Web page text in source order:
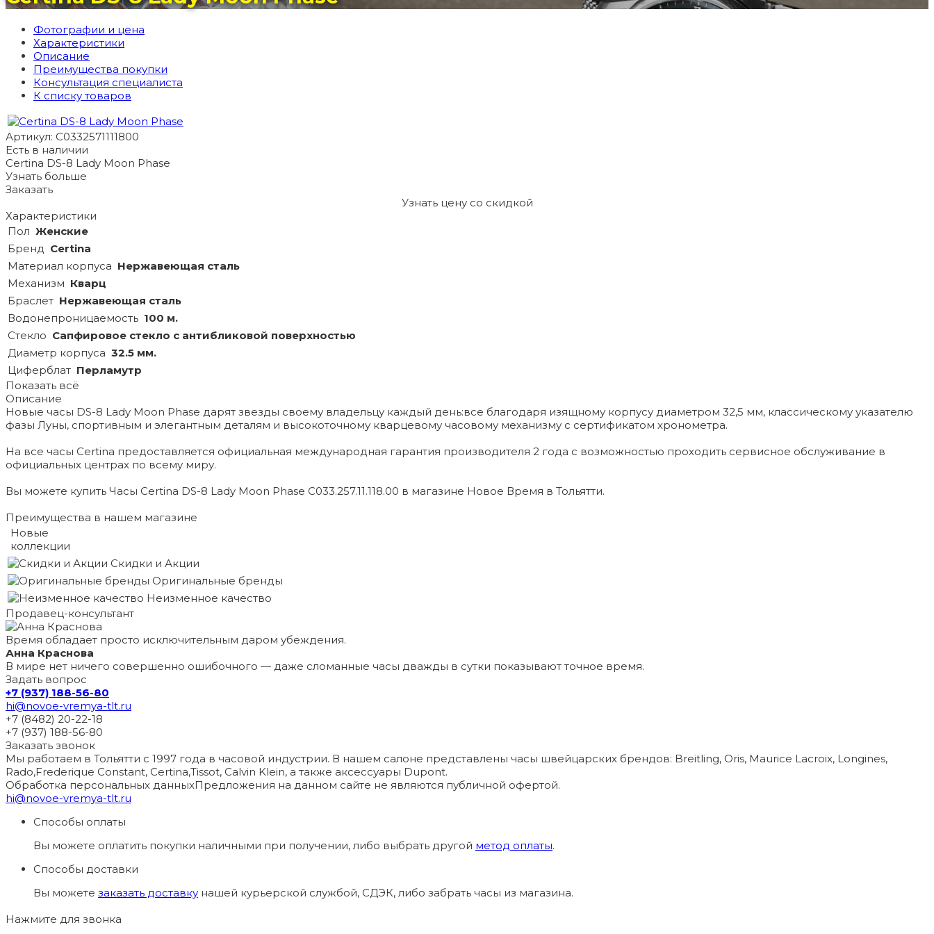
Фотографии и цена
Характеристики
Описание
Преимущества покупки
Консультация специалиста
К списку товаров
Артикул: C0332571111800
Есть в наличии
Certina DS-8 Lady Moon Phase
Узнать больше
Заказать
Узнать цену со скидкой
Характеристики
Пол Женские
Бренд Certina
Материал корпуса Нержавеющая сталь
Механизм Кварц
Браслет Нержавеющая сталь
Водонепроницаемость 100 м.
Стекло Сапфировое стекло с антибликовой поверхностью
Диаметр корпуса 32.5 мм.
Циферблат Перламутр
Показать всё
Описание
Новые часы DS-8 Lady Moon Phase дарят звезды своему владельцу каждый день:все благодаря изящному корпусу диаметром 32,5 мм, классическому указателю
фазы Луны, спортивным и элегантным деталям и высокоточному кварцевому часовому механизму с сертификатом хронометра.
На все часы Certina предоставляется официальная международная гарантия производителя 2 года с возможностью проходить сервисное обслуживание в
официальных центрах по всему миру.
Вы можете купить Часы Certina DS-8 Lady Moon Phase C033.257.11.118.00 в магазине Новое Время в Тольятти.
Преимущества в нашем магазине
Новые
коллекции
Скидки и Акции
Оригинальные бренды
Неизменное качество
Продавец-консультант
Время обладает просто исключительным даром убеждения.
Анна Краснова
В мире нет ничего совершенно ошибочного — даже сломанные часы дважды в сутки показывают точное время.
Задать вопрос
+7 (937) 188-56-80
hi@novoe-vremya-tlt.ru
+7 (8482) 20-22-18
+7 (937) 188-56-80
Заказать звонок
Мы работаем в Тольятти с 1997 года в часовой индустрии. В нашем салоне представлены часы швейцарских брендов: Breitling, Oris, Maurice Lacroix, Longines,
Rado,Frederique Constant, Certina,Tissot, Calvin Klein, а также аксессуары Dupont.
Обработка персональных данныхПредложения на данном сайте не являются публичной офертой.
hi@novoe-vremya-tlt.ru
Способы оплаты
Вы можете оплатить покупки наличными при получении, либо выбрать другой метод оплаты.
Способы доставки
Вы можете заказать доставку нашей курьерской службой, СДЭК, либо забрать часы из магазина.
Нажмите для звонка